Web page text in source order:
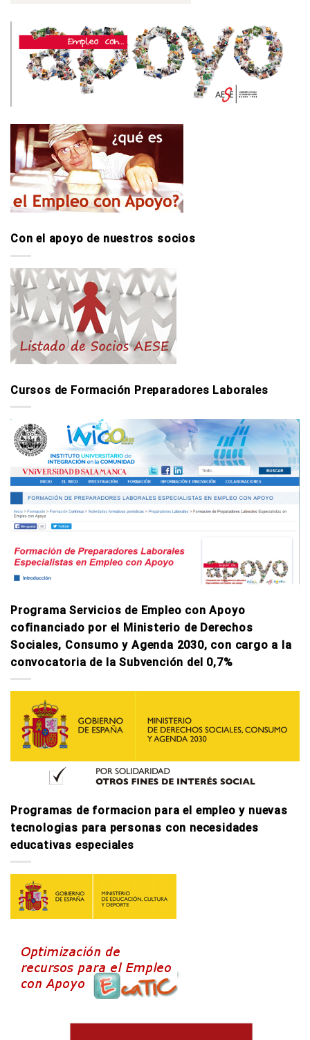
Con el apoyo de nuestros socios
Cursos de Formación Preparadores Laborales
Programa Servicios de Empleo con Apoyo
cofinanciado por el Ministerio de Derechos
Sociales, Consumo y Agenda 2030, con cargo a la
convocatoria de la Subvención del 0,7%
Programas de formacion para el empleo y nuevas
tecnologi­as para personas con necesidades
educativas especiales